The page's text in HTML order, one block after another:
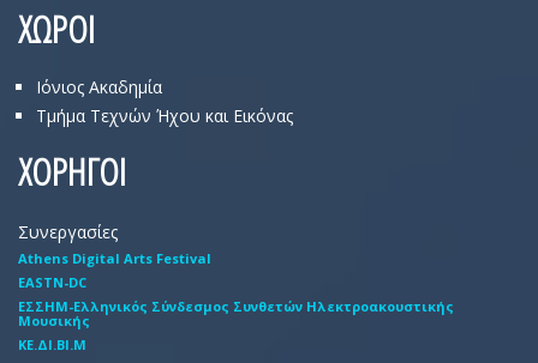
ΧΩΡΟΙ
Ιόνιος Ακαδημία
Τμήμα Τεχνών Ήχου και Εικόνας
ΧΟΡΗΓΟΙ
Συνεργασίες
Athens Digital Arts Festival
EASTN-DC
EΣΣHM-Eλληνικός Σύνδεσμος Συνθετών Hλεκτροακουστικής
Mουσικής
ΚΕ.ΔΙ.ΒΙ.Μ